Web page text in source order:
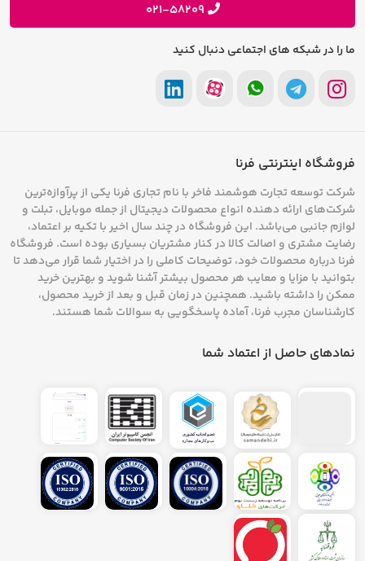
021-58209
ما را در شبکه های اجتماعی دنبال کنید
فروشگاه اینترنتی فرنا
شرکت توسعه تجارت هوشمند فاخر با نام تجاری فرنا یکی از پرآوازه‌ترین
شرکت‌های ارائه دهنده انواع محصولات دیجیتال از جمله موبایل، تبلت و
لوازم جانبی می‌باشد. این فروشگاه در چند سال اخیر با تکیه بر اعتماد،
رضایت مشتری و اصالت کالا در کنار مشتریان بسیاری بوده است. فروشگاه
فرنا درباره محصولات خود، توضیحات کاملی را در اختیار شما قرار می‌دهد تا
بتوانید با مزایا و معایب هر محصول بیشتر آشنا شوید و بهترین خرید
ممکن را داشته باشید. همچنین در زمان قبل و بعد از خرید محصول،
کارشناسان مجرب فرنا، آماده پاسخگویی به سوالات شما هستند.
نمادهای حاصل از اعتماد شما